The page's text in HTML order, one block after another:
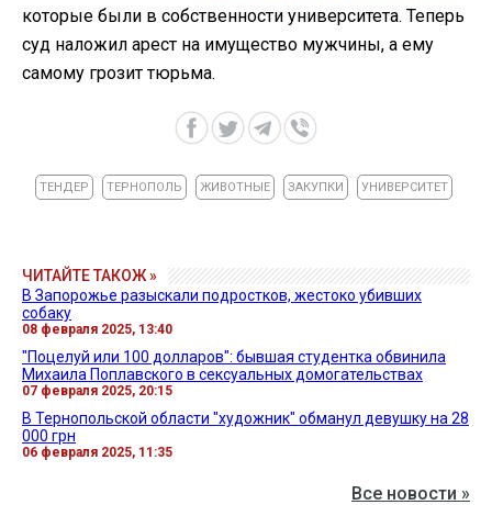
которые были в собственности университета. Теперь
суд наложил арест на имущество мужчины, а ему
самому грозит тюрьма.
ТЕНДЕР ТЕРНОПОЛЬ ЖИВОТНЫЕ ЗАКУПКИ УНИВЕРСИТЕТ
ЧИТАЙТЕ ТАКОЖ »
В Запорожье разыскали подростков, жестоко убивших
собаку
08 февраля 2025, 13:40
"Поцелуй или 100 долларов": бывшая студентка обвинила
Михаила Поплавского в сексуальных домогательствах
07 февраля 2025, 20:15
В Тернопольской области "художник" обманул девушку на 28
000 грн
06 февраля 2025, 11:35
Все новости »